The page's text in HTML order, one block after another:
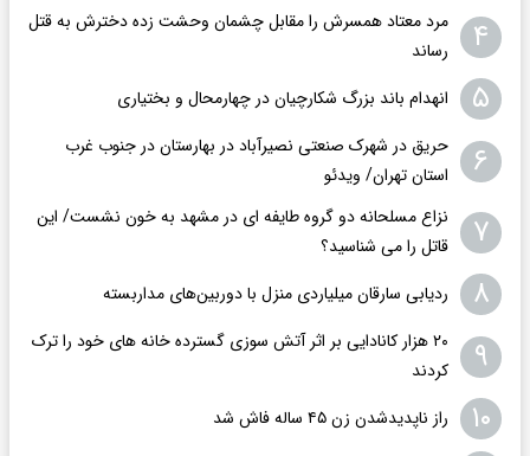
۴
مرد معتاد همسرش را مقابل چشمان وحشت زده دخترش به قتل
رساند
۵ انهدام باند بزرگ شکارچیان در چهارمحال و بختیاری
۶
حریق در شهرک صنعتی نصیرآباد در بهارستان در جنوب غرب
استان تهران/ ویدئو
۷
نزاع مسلحانه دو گروه طایفه ای در مشهد به خون نشست/ این
قاتل را می شناسید؟
۸ ردیابی سارقان میلیاردی منزل با دوربین‌های مداربسته
۹
۲۰ هزار کانادایی بر اثر آتش سوزی گسترده خانه های خود را ترک
کردند
۱۰ راز ناپدیدشدن زن ۴۵ ساله فاش شد